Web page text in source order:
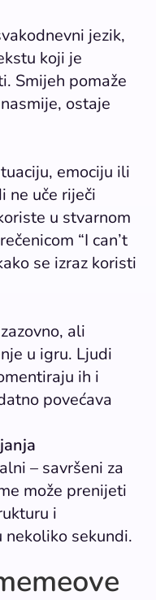
jezik,
koji je
Smijeh pomaže
ostaje
emociju ili
ne uče riječi
u stvarnom
“I can’t
se izraz koristi
ali
u igru. Ljudi
ih i
povećava
– savršeni za
može prenijeti
i
sekundi.